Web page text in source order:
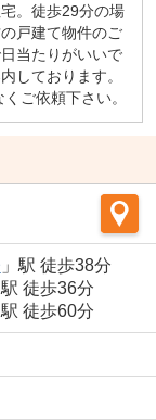
。徒歩29分の場
戸建て物件のご
当たりがいいで
しております。
ご依頼下さい。
」駅 徒歩38分
駅 徒歩36分
駅 徒歩60分